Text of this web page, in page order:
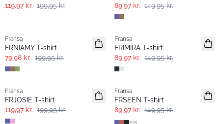
119,97 kr. 199,95 kr.
89,97 kr. 149,95 kr.
Extended size
Fransa
FRNIAMY T-shirt
79,98 kr. 199,95 kr.
- 40%
Fransa
FRIMIRA T-shirt
89,97 kr. 149,95 kr.
- 40%
Fransa
FRJOSIE T-shirt
119,97 kr. 199,95 kr.
- 40%
Fransa
FRSEEN T-shirt
89,97 kr. 149,95 kr.
+15